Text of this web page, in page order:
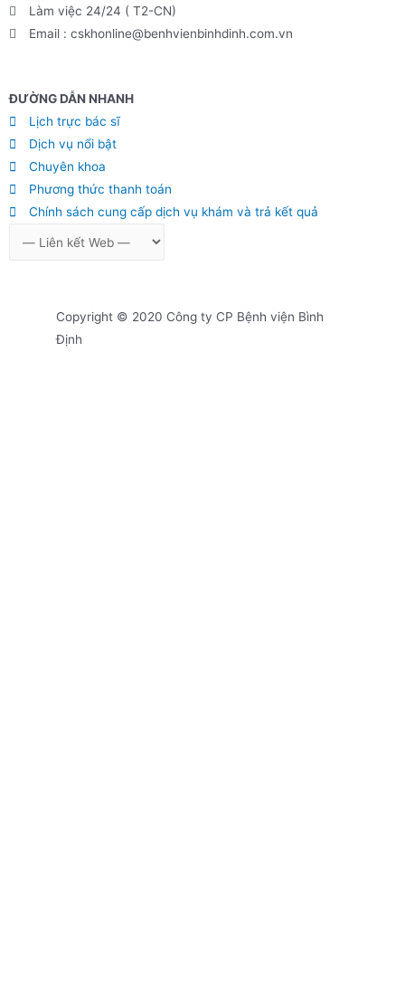
Làm việc 24/24 ( T2-CN)
Email : cskhonline@benhvienbinhdinh.com.vn
ĐƯỜNG DẪN NHANH
Lịch trực bác sĩ
Dịch vụ nổi bật
Chuyên khoa
Phương thức thanh toán
Chính sách cung cấp dịch vụ khám và trả kết quả
Copyright © 2020 Công ty CP Bệnh viện Bình
Định